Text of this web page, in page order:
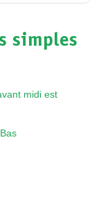
simples
midi est